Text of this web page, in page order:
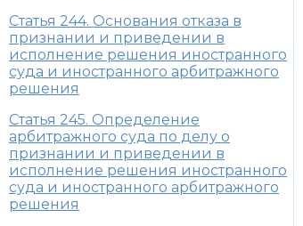
Статья 244. Основания отказа в
признании и приведении в
исполнение решения иностранного
суда и иностранного арбитражного
решения
Статья 245. Определение
арбитражного суда по делу о
признании и приведении в
исполнение решения иностранного
суда и иностранного арбитражного
решения